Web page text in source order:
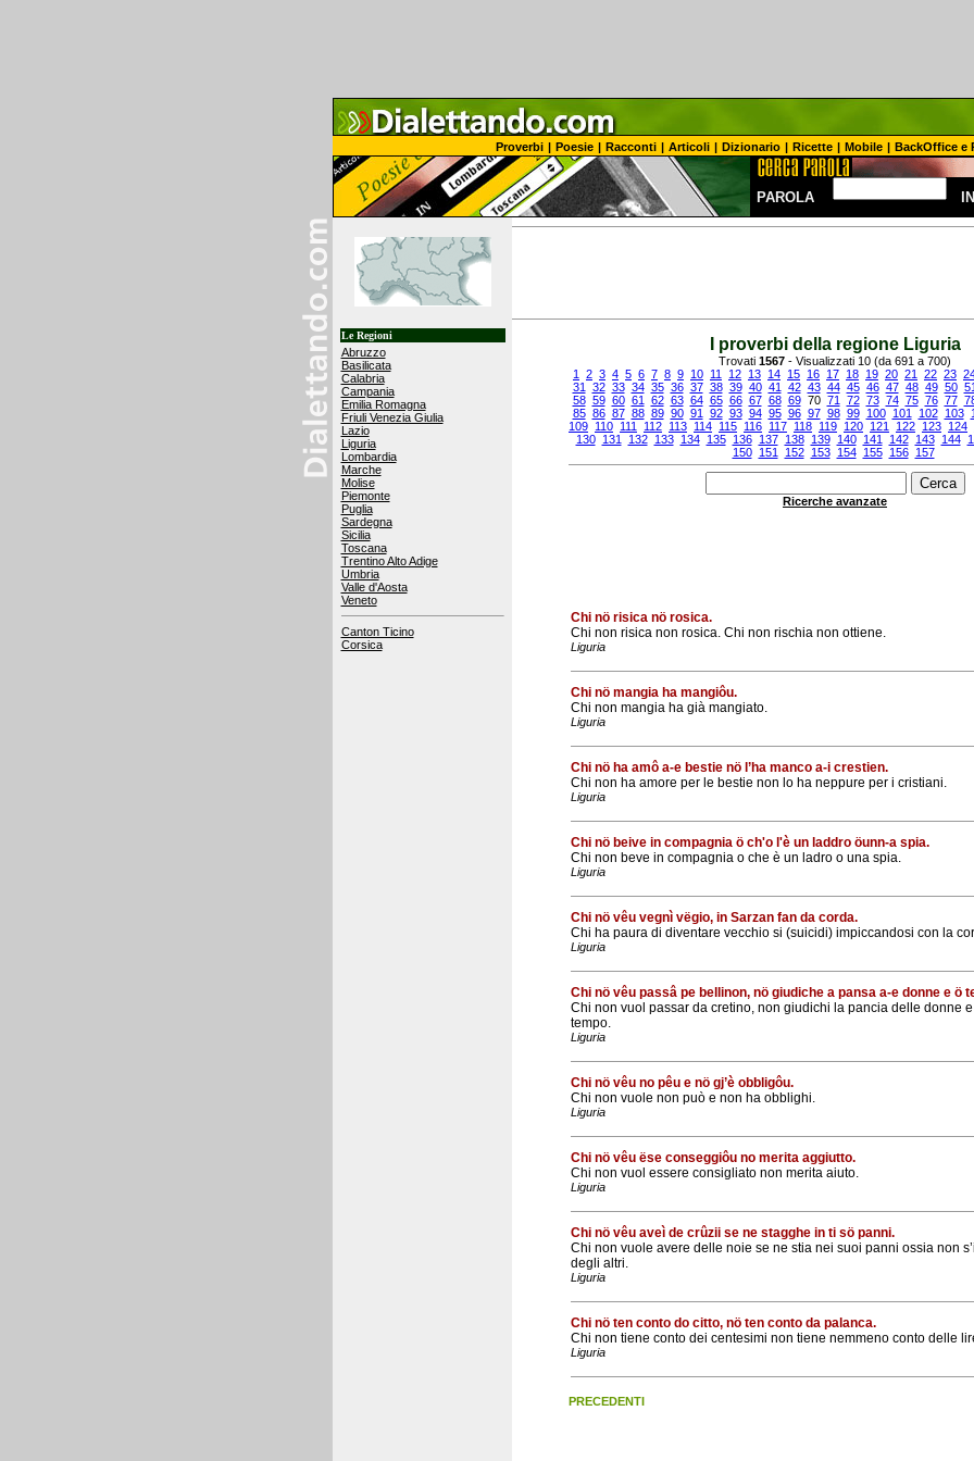
Proverbi | Poesie | Racconti | Articoli | Dizionario | Ricette | Mobile | BackOffice e
PAROLA IN
Le Regioni
Abruzzo
Basilicata
Calabria
Campania
Emilia Romagna
Friuli Venezia Giulia
Lazio
Liguria
Lombardia
Marche
Molise
Piemonte
Puglia
Sardegna
Sicilia
Toscana
Trentino Alto Adige
Umbria
Valle d'Aosta
Veneto
Canton Ticino
Corsica
I proverbi della regione Liguria
Trovati 1567 - Visualizzati 10 (da 691 a 700)
1
2 3 4 5 6 7 8 9 10 11 12 13 14 15 16 17 18 19 20 21 22 23
31
32 33 34 35 36 37 38 39 40 41 42 43 44 45 46 47 48 49 50 51
58 59 60 61 62 63 64 65 66 67 68 69 70 71 72 73 74 75 76 77
85 86 87 88 89 90 91 92 93 94 95 96 97 98 99 100 101 102 103
109 110 111 112 113 114 115 116 117 118 119 120 121 122 123 124
130
131 132 133 134 135 136 137 138 139 140 141 142 143 144
150
151 152 153 154 155 156 157
Ricerche avanzate
Chi nö risica nö rosica.
Chi non risica non rosica. Chi non rischia non ottiene.
Liguria
Chi nö mangia ha mangiôu.
Chi non mangia ha già mangiato.
Liguria
Chi nö ha amô a-e bestie nö l’ha manco a-i crestien.
Chi non ha amore per le bestie non lo ha neppure per i cristiani.
Liguria
Chi nö beive in compagnia ö ch'o l'è un laddro öunn-a spia.
Chi non beve in compagnia o che è un ladro o una spia.
Liguria
Chi nö vêu vegnì vëgio, in Sarzan fan da corda.
Chi ha paura di diventare vecchio si (suicidi) impiccandosi con la
Liguria
Chi nö vêu passâ pe bellinon, nö giudiche a pansa a-e donne e ö
Chi non vuol passar da cretino, non giudichi la pancia delle donne
tempo.
Liguria
Chi nö vêu no pêu e nö gj’è obbligôu.
Chi non vuole non può e non ha obblighi.
Liguria
Chi nö vêu ëse conseggiôu no merita aggiutto.
Chi non vuol essere consigliato non merita aiuto.
Liguria
Chi nö vêu aveì de crûzii se ne stagghe in ti sö panni.
Chi non vuole avere delle noie se ne stia nei suoi panni ossia non
degli altri.
Liguria
Chi nö ten conto do citto, nö ten conto da palanca.
Chi non tiene conto dei centesimi non tiene nemmeno conto delle
Liguria
PRECEDENTI